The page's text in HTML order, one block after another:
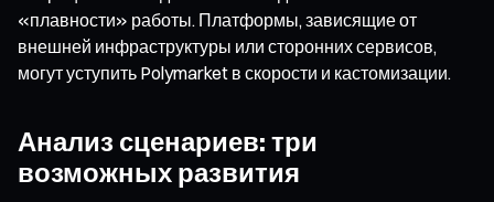
«плавности» работы. Платформы, зависящие от
внешней инфраструктуры или сторонних сервисов,
могут уступить Polymarket в скорости и кастомизации.
Анализ сценариев: три
возможных развития